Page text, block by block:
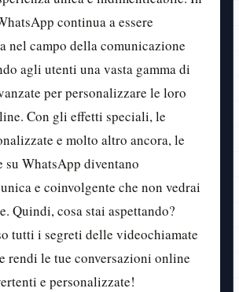
continua a essere
nel campo della comunicazione
agli utenti una vasta gamma di
per personalizzare le loro
Con gli effetti speciali, le
e molto altro ancora, le
su WhatsApp diventano
e coinvolgente che non vedrai
Quindi, cosa stai aspettando?
tutti i segreti delle videochiamate
rendi le tue conversazioni online
e personalizzate!